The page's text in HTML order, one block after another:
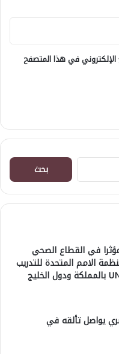
في هذا المتصفح
البحث
عن:
في القطاع الصحي
الامم المتحدة للتدريب
والاعلام ال UN MTC بالمملكة ودول الخليج
يواصل تألقه في